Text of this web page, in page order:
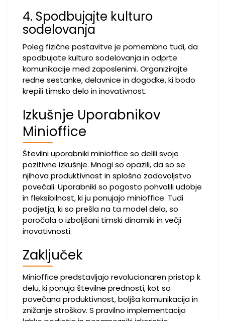
4. Spodbujajte kulturo
sodelovanja
Poleg fizične postavitve je pomembno tudi, da
spodbujate kulturo sodelovanja in odprte
komunikacije med zaposlenimi. Organizirajte
redne sestanke, delavnice in dogodke, ki bodo
krepili timsko delo in inovativnost.
Izkušnje Uporabnikov
Minioffice
Številni uporabniki minioffice so delili svoje
pozitivne izkušnje. Mnogi so opazili, da so se
njihova produktivnost in splošno zadovoljstvo
povečali. Uporabniki so pogosto pohvalili udobje
in fleksibilnost, ki ju ponujajo minioffice. Tudi
podjetja, ki so prešla na ta model dela, so
poročala o izboljšani timski dinamiki in večji
inovativnosti.
Zaključek
Minioffice predstavljajo revolucionaren pristop k
delu, ki ponuja številne prednosti, kot so
povečana produktivnost, boljša komunikacija in
znižanje stroškov. S pravilno implementacijo